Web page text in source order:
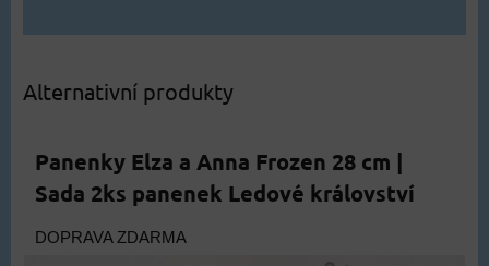
Alternativní produkty
Panenky Elza a Anna Frozen 28 cm |
Sada 2ks panenek Ledové království
DOPRAVA ZDARMA